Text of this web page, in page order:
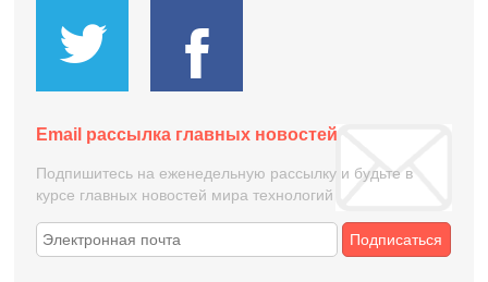
Email рассылка главных новостей
Подпишитесь на еженедельную рассылку и будьте в
курсе главных новостей мира технологий
Подписаться